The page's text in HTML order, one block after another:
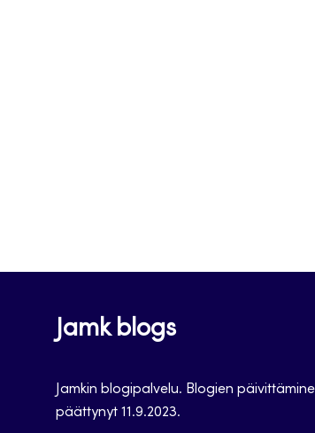
Jamk blogs
Jamkin blogipalvelu. Blogien
päättynyt 11.9.2023.